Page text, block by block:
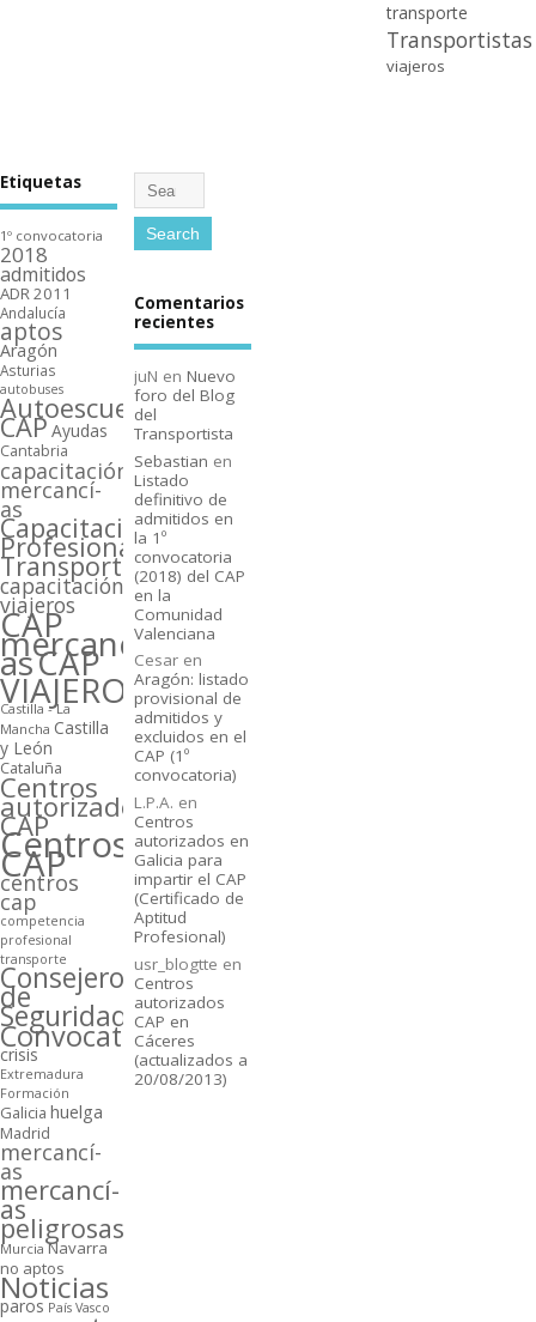
transporte
Transportistas
viajeros
Etiquetas
1º convocatoria
2018
admitidos
ADR 2011
Andalucí­a
aptos
Aragón
Asturias
autobuses
Autoescuelas
CAPAyudas
Cantabria
capacitación
mercancí­
as
Capacitación
Profesional
Transporte
capacitación
viajeros
CAP
mercancí­
asCAP
VIAJEROS
Castilla - La
Mancha Castilla
y León
Cataluña
Centros
autorizados
CAP
Centros
CAP
centros
cap
competencia
profesional
transporte
Consejeros
de
Seguridad
Convocatorias
crisis
Extremadura
Formación
Galicia huelga
Madrid
mercancí­
as
mercancí­
as
peligrosas
Murcia Navarra
no aptos
Noticias
paros Paí­s Vasco
Comentarios
recientes
juN en Nuevo
foro del Blog
del
Transportista
Sebastian en
Listado
definitivo de
admitidos en
la 1º
convocatoria
(2018) del CAP
en la
Comunidad
Valenciana
Cesaren
Aragón: listado
provisional de
admitidos y
excluidos en el
CAP (1º
convocatoria)
L.P.A. en
Centros
autorizados en
Galicia para
impartir el CAP
(Certificado de
Aptitud
Profesional)
usr_blogtte en
Centros
autorizados
CAP en
Cáceres
(actualizados a
20/08/2013)